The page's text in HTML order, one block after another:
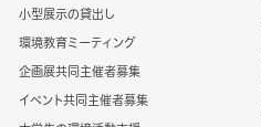
小型展示の貸出し
環境教育ミーティング
企画展共同主催者募集
イベント共同主催者募集